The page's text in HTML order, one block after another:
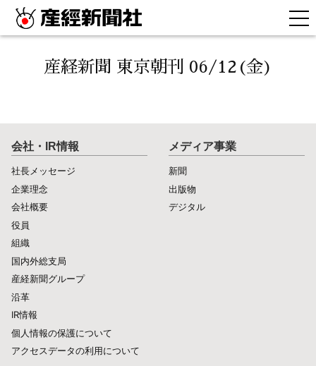
産経新聞 東京朝刊 06/12(金)
会社・IR情報
社長メッセージ
企業理念
会社概要
役員
組織
国内外総支局
産経新聞グループ
沿革
IR情報
個人情報の保護について
アクセスデータの利用について
メディア事業
新聞
出版物
デジタル